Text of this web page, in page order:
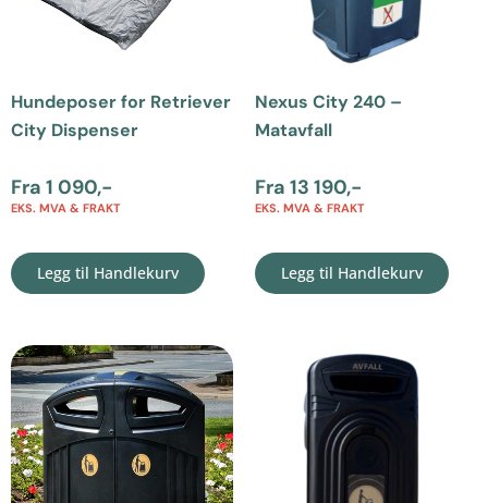
Hundeposer for Retriever
City Dispenser
Fra 1 090,-
EKS. MVA & FRAKT
Legg til Handlekurv
Nexus City 240 –
Matavfall
Fra 13 190,-
EKS. MVA & FRAKT
Legg til Handlekurv